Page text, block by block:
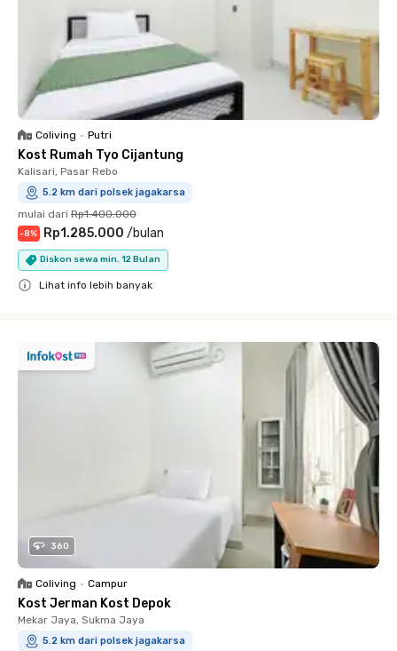
Coliving • Putri
Kost Rumah Tyo Cijantung
Kalisari, Pasar Rebo
5.2 km dari polsek jagakarsa
mulai dari Rp1.400.000
-8% Rp1.285.000 /bulan
Diskon sewa min. 12 Bulan
Lihat info lebih banyak
360
Coliving • Campur
Kost Jerman Kost Depok
Mekar Jaya, Sukma Jaya
5.2 km dari polsek jagakarsa